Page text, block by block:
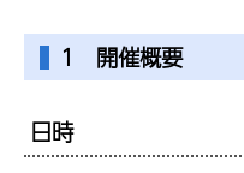
1 開催概要
日時